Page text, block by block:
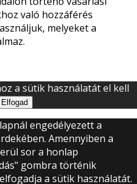
való hozzáférés
melyeket a
a sütik használatát el kell
Elfogad
engedélyezett a
Amennyiben a
sor a honlap
gombra történik
a sütik használatát.